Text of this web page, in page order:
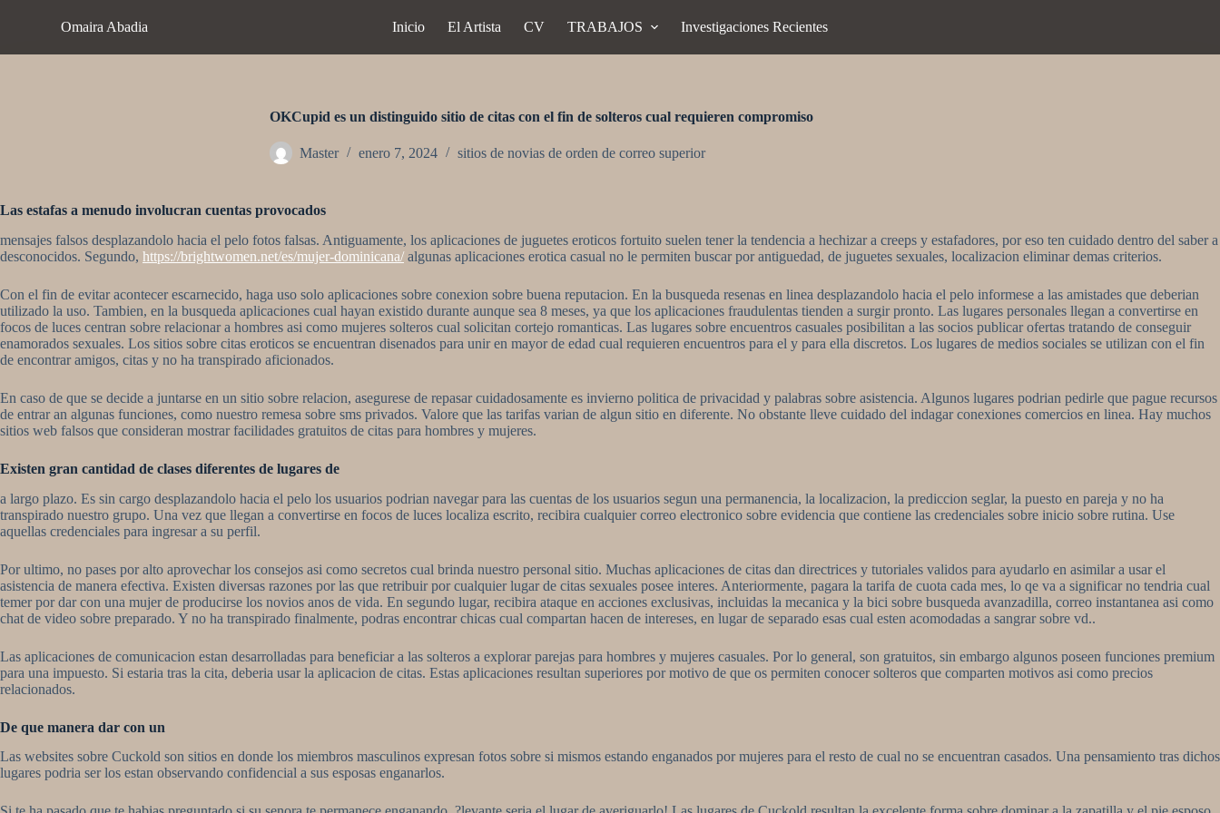
e
i
d
Omaira Abadia Inicio El Artista CV TRABAJOS Investigaciones Recientes
OKCupid es un distinguido sitio de citas con el fin de solteros cual requieren compromiso
Master enero 7, 2024 sitios de novias de orden de correo superior
Las estafas a menudo involucran cuentas provocados
mensajes falsos desplazandolo hacia el pelo fotos falsas. Antiguamente, los aplicaciones de juguetes eroticos fortuito suelen tener la tendencia a hechizar a creeps y estafadores, por eso ten cuidado dentro del saber a
desconocidos. Segundo, https://brightwomen.net/es/mujer-dominicana/algunas aplicaciones erotica casual no le permiten buscar por antiguedad, de juguetes sexuales, localizacion eliminar demas criterios.
Con el fin de evitar acontecer escarnecido, haga uso solo aplicaciones sobre conexion sobre buena reputacion. En la busqueda resenas en linea desplazandolo hacia el pelo informese a las amistades que deberian
utilizado la uso. Tambien, en la busqueda aplicaciones cual hayan existido durante aunque sea 8 meses, ya que los aplicaciones fraudulentas tienden a surgir pronto. Las lugares personales llegan a convertirse en
focos de luces centran sobre relacionar a hombres asi­ como mujeres solteros cual solicitan cortejo romanticas. Las lugares sobre encuentros casuales posibilitan a las socios publicar ofertas tratando de conseguir
enamorados sexuales. Los sitios sobre citas eroticos se encuentran disenados para unir en mayor de edad cual requieren encuentros para el y para ella discretos. Los lugares de medios sociales se utilizan con el fin
de encontrar amigos, citas y no ha transpirado aficionados.
En caso de que se decide a juntarse en un sitio sobre relacion, asegurese de repasar cuidadosamente es invierno politica de privacidad y palabras sobre asistencia. Algunos lugares podrian pedirle que pague recursos
de entrar an algunas funciones, como nuestro remesa sobre sms privados. Valore que las tarifas varian de algun sitio en diferente. No obstante lleve cuidado del indagar conexiones comercios en linea. Hay muchos
sitios web falsos que consideran mostrar facilidades gratuitos de citas para hombres y mujeres.
Existen gran cantidad de clases diferentes de lugares de
a largo plazo. Es sin cargo desplazandolo hacia el pelo los usuarios podrian navegar para las cuentas de los usuarios segun una permanencia, la localizacion, la prediccion seglar, la puesto en pareja y no ha
transpirado nuestro grupo. Una vez que llegan a convertirse en focos de luces localiza escrito, recibira cualquier correo electronico sobre evidencia que contiene las credenciales sobre inicio sobre rutina. Use
aquellas credenciales para ingresar a su perfil.
Por ultimo, no pases por alto aprovechar los consejos asi­ como secretos cual brinda nuestro personal sitio. Muchas aplicaciones de citas dan directrices y tutoriales validos para ayudarlo en asimilar a usar el
asistencia de manera efectiva. Existen diversas razones por las que retribuir por cualquier lugar de citas sexuales posee interes. Anteriormente, pagara la tarifa de cuota cada mes, lo qe va a significar no tendria cual
temer por dar con una mujer de producirse los novios anos de vida. En segundo lugar, recibira ataque en acciones exclusivas, incluidas la mecanica y la bici sobre busqueda avanzadilla, correo instantanea asi­ como
chat de video sobre preparado. Y no ha transpirado finalmente, podras encontrar chicas cual compartan hacen de intereses, en lugar de separado esas cual esten acomodadas a sangrar sobre vd..
Las aplicaciones de comunicacion estan desarrolladas para beneficiar a las solteros a explorar parejas para hombres y mujeres casuales. Por lo general, son gratuitos, sin embargo algunos poseen funciones premium
para una impuesto. Si estaria tras la cita, deberia usar la aplicacion de citas. Estas aplicaciones resultan superiores por motivo de que os permiten conocer solteros que comparten motivos asi­ como precios
relacionados.
De que manera dar con un
Las websites sobre Cuckold son sitios en donde los miembros masculinos expresan fotos sobre si mismos estando enganados por mujeres para el resto de cual no se encuentran casados. Una pensamiento tras dichos
lugares podri­a ser los estan observando confidencial a sus esposas enganarlos.